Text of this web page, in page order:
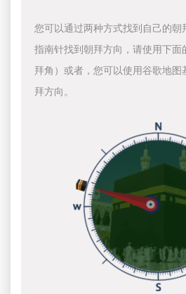
您可以通过两种方式找到自己的朝
指南针找到朝拜方向，请使用下面
拜角）或者，您可以使用谷歌地图
拜方向。